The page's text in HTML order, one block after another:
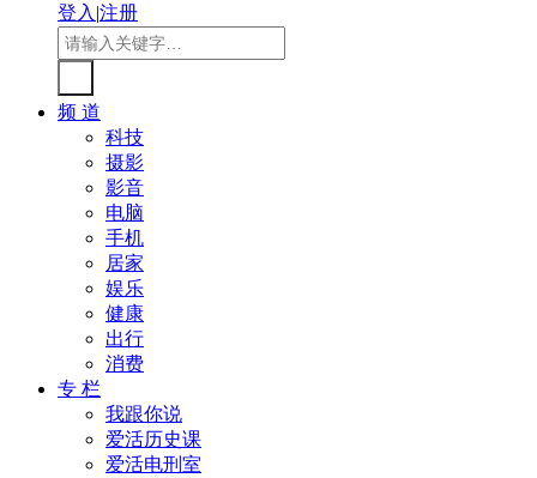
登入|注册
频 道
科技
摄影
影音
电脑
手机
居家
娱乐
健康
出行
消费
专 栏
我跟你说
爱活历史课
爱活电刑室